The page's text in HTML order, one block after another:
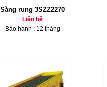
Sàng rung 3SZZ2270
Liên hệ
Bảo hành : 12 tháng